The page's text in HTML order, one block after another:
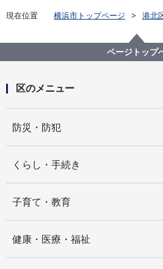
現在位置 横浜市トップページ
港北
港北区の公園
公園・緑道（地図検索）
港北区の公園・緑道（地図検
ページトップ
区のメニュー
防災・防犯
くらし・手続き
子育て・教育
健康・医療・福祉